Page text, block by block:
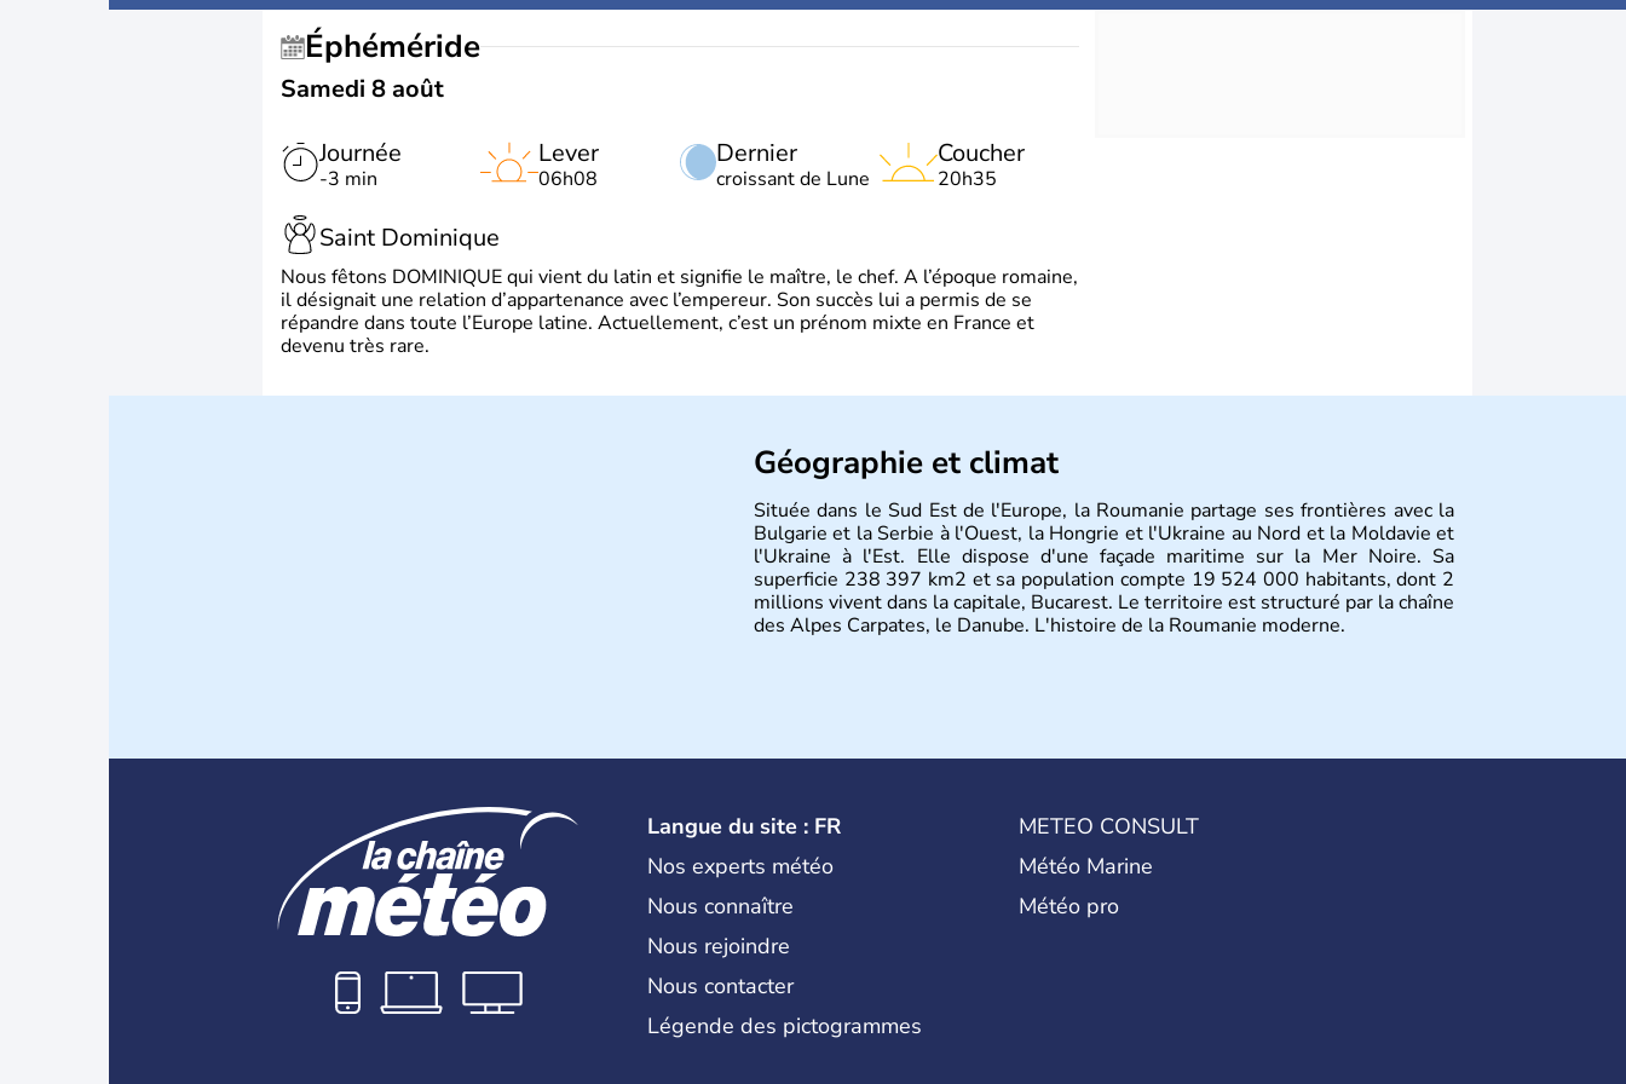
Éphéméride
Samedi 8 août
Journée
-3 min
Dernier
croissant de Lune
Lever
06h08
Coucher
20h35
Saint Dominique
Nous fêtons DOMINIQUE qui vient du latin et signifie le maître, le chef. A l’époque romaine,
il désignait une relation d’appartenance avec l’empereur. Son succès lui a permis de se
répandre dans toute l’Europe latine. Actuellement, c’est un prénom mixte en France et
devenu très rare.
Géographie et climat
Située dans le Sud Est de l'Europe, la Roumanie partage ses frontières avec la
Bulgarie et la Serbie à l'Ouest, la Hongrie et l'Ukraine au Nord et la Moldavie et
l'Ukraine à l'Est. Elle dispose d'une façade maritime sur la Mer Noire. Sa
superficie 238 397 km2 et sa population compte 19 524 000 habitants, dont 2
millions vivent dans la capitale, Bucarest. Le territoire est structuré par la chaîne
des Alpes Carpates, le Danube. L'histoire de la Roumanie moderne.
Langue du site : FR
Nos experts météo
Nous connaître
Nous rejoindre
Nous contacter
Légende des pictogrammes
METEO CONSULT
Météo Marine
Météo pro